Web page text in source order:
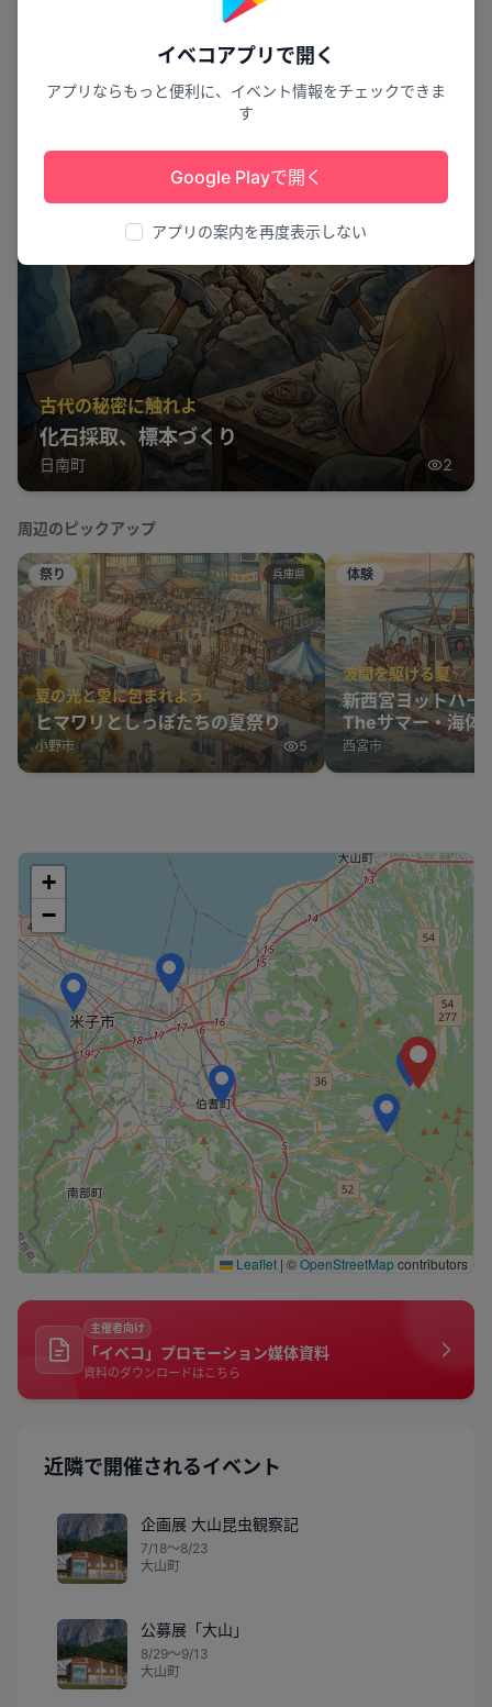
イベコアプリで開く
アプリならもっと便利に、イベント情報をチェックできま
す
Google Playで開く
アプリの案内を再度表示しない
古代の秘密に触れよ
化石採取、標本づくり
日南町 2
周辺のピックアップ
祭り 兵庫県
夏の光と愛に包まれよう
ヒマワリとしっぽたちの夏祭り
小野市 5
体験
波間を駆ける夏
新西宮ヨットハー
Theサマー・海体
西宮市
+
−
Leaflet | ©OpenStreetMapcontributors
主催者向け
「イベコ」プロモーション媒体資料
資料のダウンロードはこちら
近隣で開催されるイベント
企画展 大山昆虫観察記
7/18〜8/23
大山町
公募展「大山」
8/29〜9/13
大山町